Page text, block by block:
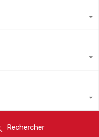
Rechercher